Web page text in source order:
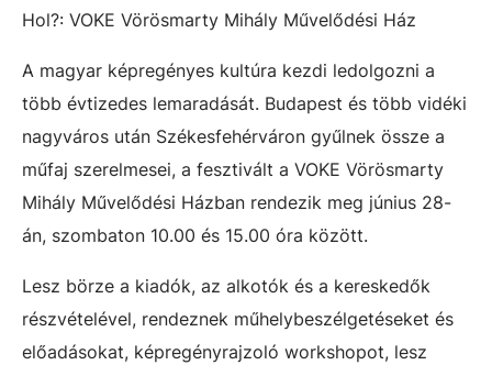
Hol?: VOKE Vörösmarty Mihály Művelődési Ház
A magyar képregényes kultúra kezdi ledolgozni a
több évtizedes lemaradását. Budapest és több vidéki
nagyváros után Székesfehérváron gyűlnek össze a
műfaj szerelmesei, a fesztivált a VOKE Vörösmarty
Mihály Művelődési Házban rendezik meg június 28-
án, szombaton 10.00 és 15.00 óra között.
Lesz börze a kiadók, az alkotók és a kereskedők
részvételével, rendeznek műhelybeszélgetéseket és
előadásokat, képregényrajzoló workshopot, lesz